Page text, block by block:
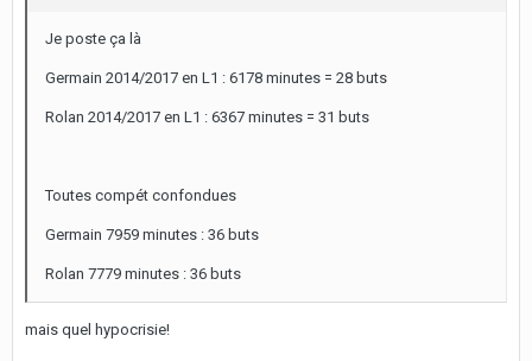
Je poste ça là
Germain 2014/2017 en L1 : 6178 minutes = 28 buts
Rolan 2014/2017 en L1 : 6367 minutes = 31 buts
Toutes compét confondues
Germain 7959 minutes : 36 buts
Rolan 7779 minutes : 36 buts
mais quel hypocrisie!